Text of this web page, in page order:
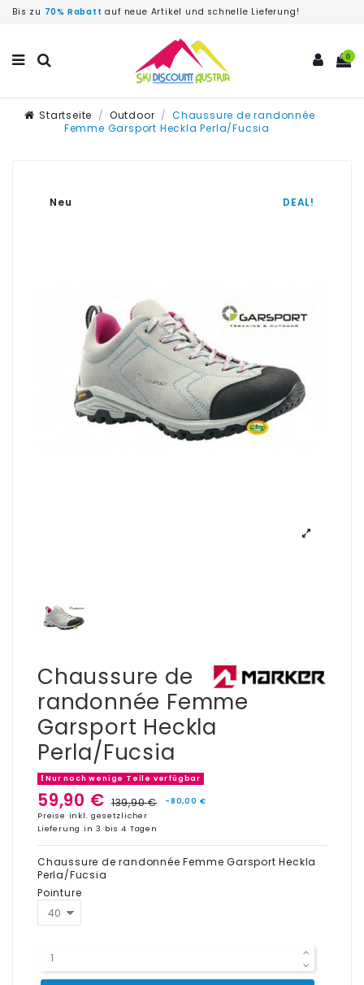
Bis zu 70% Rabatt auf neue Artikel und schnelle Lieferung!
0
Startseite Outdoor
Chaussure de randonnée
Femme Garsport Heckla Perla/Fucsia
DEAL!
Neu
Chaussure de
randonnée Femme
Garsport Heckla
Perla/Fucsia
Nur noch wenige Teile verfügbar
59,90 € 139,90 € -80,00 €
Preise inkl. gesetzlicher
Lieferung in 3 bis 4 Tagen
Chaussure de randonnée Femme Garsport Heckla
Perla/Fucsia
Pointure